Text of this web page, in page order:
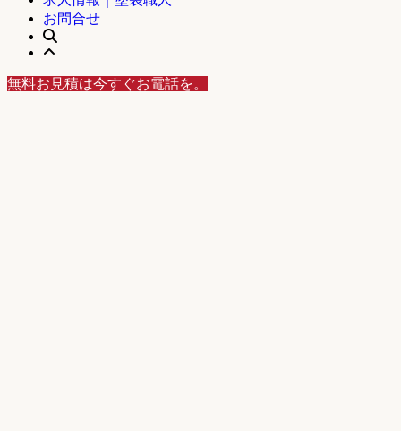
お問合せ
無料お見積は今すぐお電話を。